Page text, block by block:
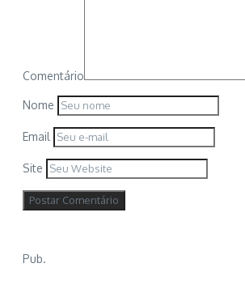
Comentário
Nome
Email
Site
Pub.